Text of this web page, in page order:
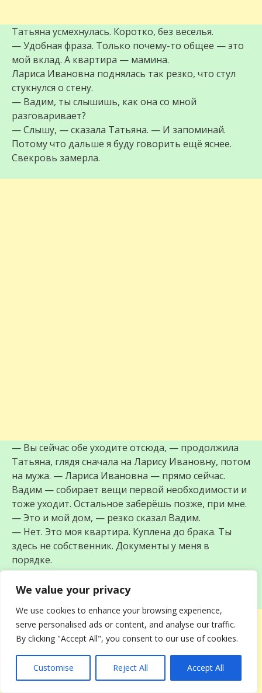
We value your privacy
We use cookies to enhance your browsing experience,
serve personalised ads or content, and analyse our traffic.
By clicking "Accept All", you consent to our use of cookies.
Customise Reject All Accept All
Татьяна усмехнулась. Коротко, без веселья.
— Удобная фраза. Только почему-то общее — это
мой вклад. А квартира — мамина.
Лариса Ивановна поднялась так резко, что стул
стукнулся о стену.
— Вадим, ты слышишь, как она со мной
разговаривает?
— Слышу, — сказала Татьяна. — И запоминай.
Потому что дальше я буду говорить ещё яснее.
Свекровь замерла.
— Вы сейчас обе уходите отсюда, — продолжила
Татьяна, глядя сначала на Ларису Ивановну, потом
на мужа. — Лариса Ивановна — прямо сейчас.
Вадим — собирает вещи первой необходимости и
тоже уходит. Остальное заберёшь позже, при мне.
— Это и мой дом, — резко сказал Вадим.
— Нет. Это моя квартира. Куплена до брака. Ты
здесь не собственник. Документы у меня в
порядке.
— Я здесь прописан.
— Регистрация не делает тебя хозяином.